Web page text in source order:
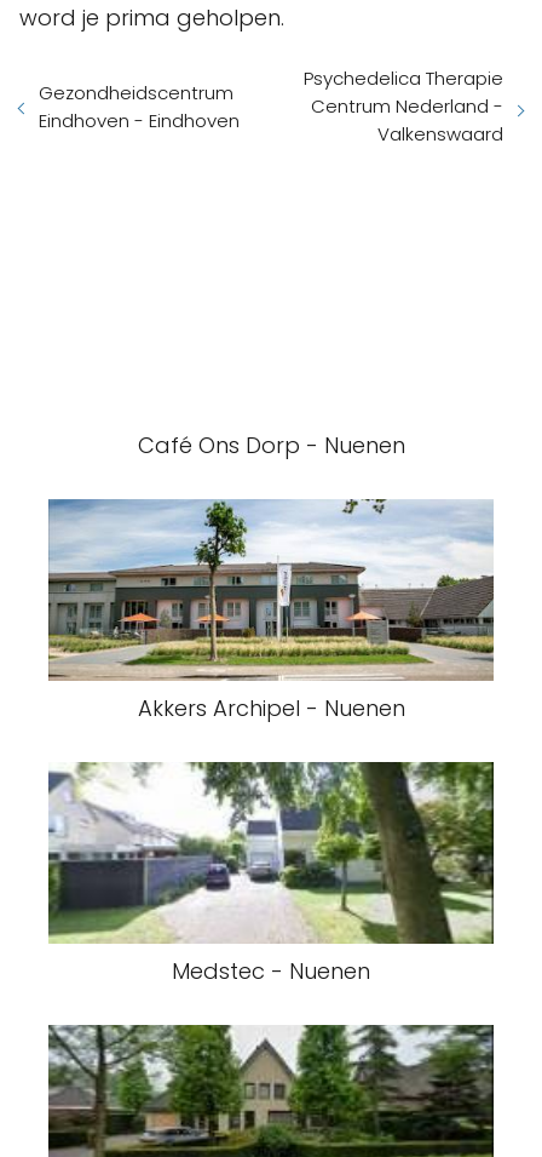
word je prima geholpen.
Gezondheidscentrum
Eindhoven - Eindhoven
Psychedelica Therapie
Centrum Nederland -
Valkenswaard
Café Ons Dorp - Nuenen
Akkers Archipel - Nuenen
Medstec - Nuenen